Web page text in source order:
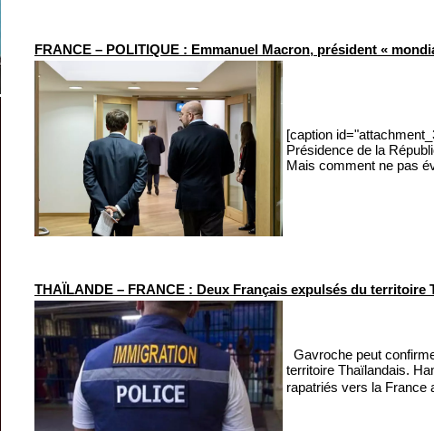
FRANCE – POLITIQUE : Emmanuel Macron, président «
[caption
Présidence de la
Mais comment ne pas
THAÏLANDE – FRANCE : Deux Français expulsés du territoire
Gavroche peut
territoire Thaïlandais.
rapatriés vers la